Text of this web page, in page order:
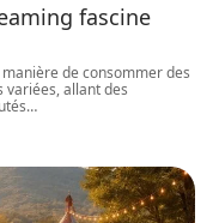
fascine
de consommer des
allant des
…